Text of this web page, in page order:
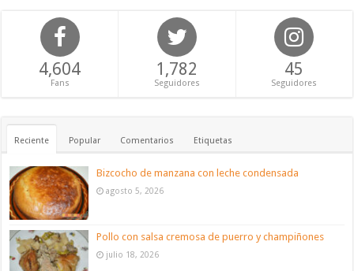
4,604
Fans
1,782
Seguidores
45
Seguidores
Reciente Popular Comentarios Etiquetas
Bizcocho de manzana con leche condensada
agosto 5, 2026
Pollo con salsa cremosa de puerro y champiñones
julio 18, 2026